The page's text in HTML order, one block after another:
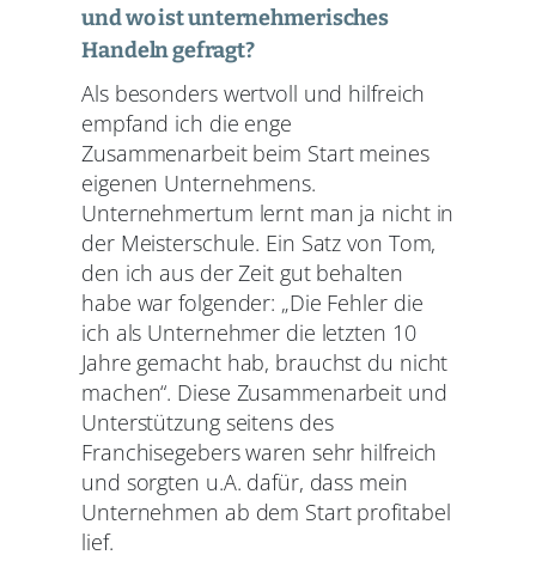
und wo ist unternehmerisches
Handeln gefragt?
Als besonders wertvoll und hilfreich
empfand ich die enge
Zusammenarbeit beim Start meines
eigenen Unternehmens.
Unternehmertum lernt man ja nicht in
der Meisterschule. Ein Satz von Tom,
den ich aus der Zeit gut behalten
habe war folgender: „Die Fehler die
ich als Unternehmer die letzten 10
Jahre gemacht hab, brauchst du nicht
machen“. Diese Zusammenarbeit und
Unterstützung seitens des
Franchisegebers waren sehr hilfreich
und sorgten u.A. dafür, dass mein
Unternehmen ab dem Start profitabel
lief.